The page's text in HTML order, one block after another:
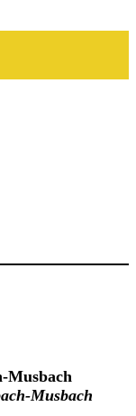
Musbach
Musbach